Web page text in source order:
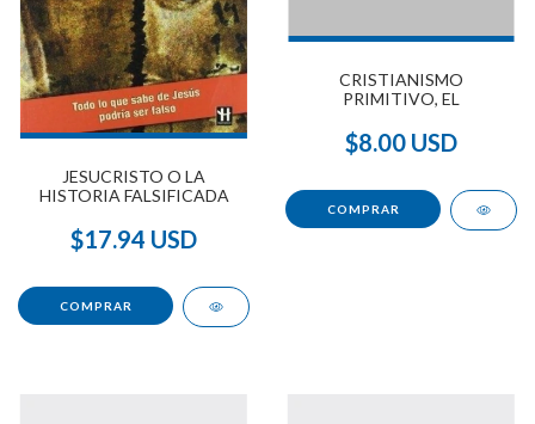
JESUCRISTO O LA
HISTORIA FALSIFICADA
$17.94 USD
CRISTIANISMO
PRIMITIVO, EL
$8.00 USD